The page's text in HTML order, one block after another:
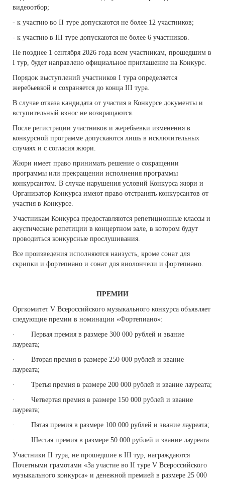
видеоотбор;
- к участию во II туре допускаются не более 12 участников;
- к участию в III туре допускаются не более 6 участников.
Не позднее 1 сентября 2026 года всем участникам, прошедшим в
I тур, будет направлено официальное приглашение на Конкурс.
Порядок выступлений участников I тура определяется
жеребьевкой и сохраняется до конца III тура.
В случае отказа кандидата от участия в Конкурсе документы и
вступительный взнос не возвращаются.
После регистрации участников и жеребьевки изменения в
конкурсной программе допускаются лишь в исключительных
случаях и с согласия жюри.
Жюри имеет право принимать решение о сокращении
программы или прекращении исполнения программы
конкурсантом. В случае нарушения условий Конкурса жюри и
Организатор Конкурса имеют право отстранять конкурсантов от
участия в Конкурсе.
Участникам Конкурса предоставляются репетиционные классы и
акустические репетиции в концертном зале, в котором будут
проводиться конкурсные прослушивания.
Все произведения исполняются наизусть, кроме сонат для
скрипки и фортепиано и сонат для виолончели и фортепиано.
ПРЕМИИ
Оргкомитет V Всероссийского музыкального конкурса объявляет
следующие премии в номинации «Фортепиано»:
· Первая премия в размере 300 000 рублей и звание
лауреата;
· Вторая премия в размере 250 000 рублей и звание
лауреата;
· Третья премия в размере 200 000 рублей и звание лауреата;
· Четвертая премия в размере 150 000 рублей и звание
лауреата;
· Пятая премия в размере 100 000 рублей и звание лауреата;
· Шестая премия в размере 50 000 рублей и звание лауреата.
Участники II тура, не прошедшие в III тур, награждаются
Почетными грамотами «За участие во II туре V Всероссийского
музыкального конкурса» и денежной премией в размере 25 000